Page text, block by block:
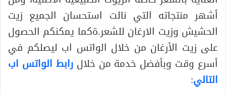
أشهر منتجاته التي نالت استحسان الجميع زيت
الحشيش وزيت الارغان للشعر.ةكما يمكنكم الحصول
على زيت الأرغان من خلال الواتس اب ليصلكم في
أسرع وقت وبأفضل خدمة من خلالرابط الواتس اب
التالي: